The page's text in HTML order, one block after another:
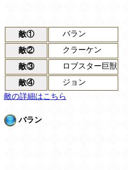
敵①
バラン
敵②
クラーケン
敵③
ロブスター巨獣
敵④
ジョン
敵の詳細はこちら
バラン